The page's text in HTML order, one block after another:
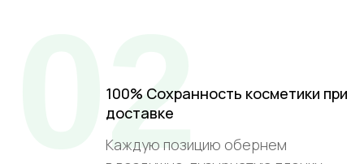
100% Сохранность косметики при
доставке
Каждую позицию обернем
02